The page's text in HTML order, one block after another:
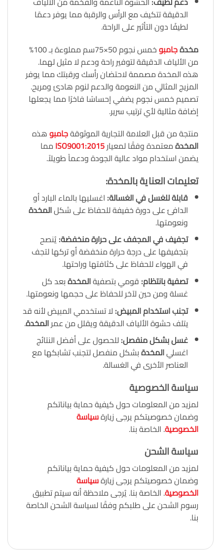
الدقيقة تتكيف مع الرأس والرقبة مما يوفر دعمًا
لطيفًا دون التأثير على الراحة.
مخدةجامبو
خمس نجوم 50×75سم مملوءة بـ 100%
من الألياف الدقيقة لتوفير راحة ودعم لا مثيل لهما.
هذه المخدة مصممة لاحتضان رأسك ورقبتك مما يوفر
المزيج المثالي من النعومة والدعم لنوم هادئ ومريح.
تصميم خمس نجوم يضفي إحساسًا فاخرًا مما يجعلها
إضافة مثالية لأي ترتيب سرير.
منتجة من قبل العلامة التجارية الموثوقةجامبوهذه
المخدةمعتمدة وفقًا لمعيارISO9001:2015 مما
يضمن استخدام مواد عالية الجودة ودعماً طويلاً.
تعليمات العناية بالمخدة:
قابلة للغسل في الغسالة: اغسليها بالماء البارد أو
الدافئ على دورة خفيفة للحفاظ على شكلالمخدة
ونعومتها.
تجفيف في المجفف على حرارة منخفضة: يُنصح
بتجفيفها على درجة حرارة منخفضة أو تركها لتجف
في الهواء للحفاظ على كثافتها وراحتها.
تصفية بانتظام: قومي بتصفيةالمخدةبعد كل
غسلة ومن حين لآخر للحفاظ على حجمها ونعومتها.
تجنب استخدام المبيض: لا تستخدمي المبيض لأنه قد
يتلف حشوة الألياف الدقيقة ويقلل من عمرالمخدة.
غسل بشكل منفصل:للحصول على أفضل النتائج
اغسليالمخدةبشكل منفصل لتجنب تشابكها مع
العناصر الأخرى في الغسالة.
سياسة الخصوصية
لمزيد من المعلومات حول كيفية حماية بياناتكم
وضمان خصوصيتكم يرجى زيارةسياسة
الخصوصية. الخاصة بنا.
سياسة الشحن
لمزيد من المعلومات حول كيفية حماية بياناتكم
وضمان خصوصيتكم يرجى زيارةسياسة
الخصوصية. الخاصة بنا. يُرجى ملاحظة أنه سيتم تطبيق
رسوم الشحن على طلبكم وفقًا لسياسة الشحن الخاصة
بنا.